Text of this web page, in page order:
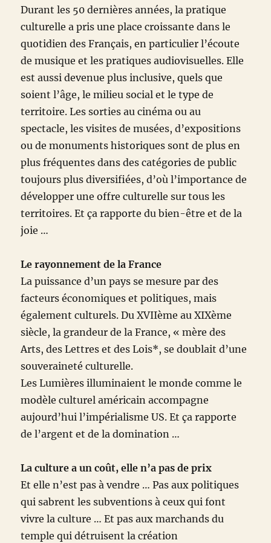
Durant les 50 dernières années, la pratique
culturelle a pris une place croissante dans le
quotidien des Français, en particulier l’écoute
de musique et les pratiques audiovisuelles. Elle
est aussi devenue plus inclusive, quels que
soient l’âge, le milieu social et le type de
territoire. Les sorties au cinéma ou au
spectacle, les visites de musées, d’expositions
ou de monuments historiques sont de plus en
plus fréquentes dans des catégories de public
toujours plus diversifiées, d’où l’importance de
développer une offre culturelle sur tous les
territoires. Et ça rapporte du bien-être et de la
joie …
Le rayonnement de la France
La puissance d’un pays se mesure par des
facteurs économiques et politiques, mais
également culturels. Du XVIIème au XIXème
siècle, la grandeur de la France, « mère des
Arts, des Lettres et des Lois*, se doublait d’une
souveraineté culturelle.
Les Lumières illuminaient le monde comme le
modèle culturel américain accompagne
aujourd’hui l’impérialisme US. Et ça rapporte
de l’argent et de la domination …
La culture a un coût, elle n’a pas de prix
Et elle n’est pas à vendre … Pas aux politiques
qui sabrent les subventions à ceux qui font
vivre la culture … Et pas aux marchands du
temple qui détruisent la création